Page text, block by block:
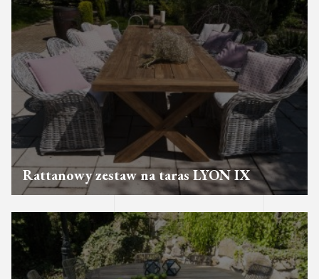
Rattanowy zestaw na taras LYON IX